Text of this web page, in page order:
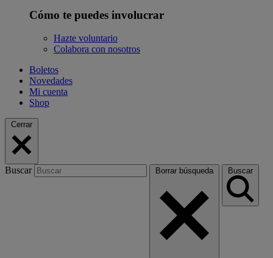
Cómo te puedes involucrar
Hazte voluntario
Colabora con nosotros
Boletos
Novedades
Mi cuenta
Shop
Cerrar
Buscar Borrar búsqueda Buscar